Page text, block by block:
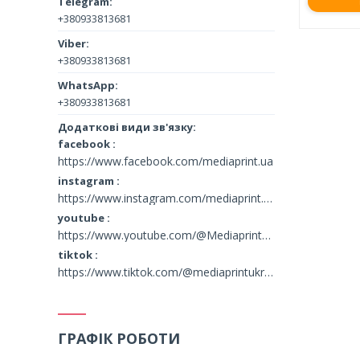
+380933813681
+380933813681
+380933813681
facebook
https://www.facebook.com/mediaprint.ua
instagram
https://www.instagram.com/mediaprint.ua/
youtube
https://www.youtube.com/@MediaprintUkraine
tiktok
https://www.tiktok.com/@mediaprintukraine
ГРАФІК РОБОТИ